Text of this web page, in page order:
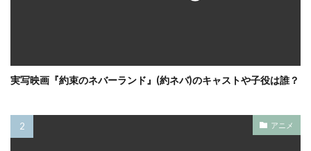
実写映画『約束のネバーランド』(約ネバ)のキャストや子役は誰？
アニメ